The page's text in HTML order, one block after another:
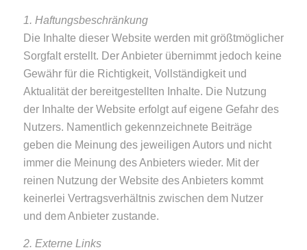
1. Haftungsbeschränkung
Die Inhalte dieser Website werden mit größtmöglicher
Sorgfalt erstellt. Der Anbieter übernimmt jedoch keine
Gewähr für die Richtigkeit, Vollständigkeit und
Aktualität der bereitgestellten Inhalte. Die Nutzung
der Inhalte der Website erfolgt auf eigene Gefahr des
Nutzers. Namentlich gekennzeichnete Beiträge
geben die Meinung des jeweiligen Autors und nicht
immer die Meinung des Anbieters wieder. Mit der
reinen Nutzung der Website des Anbieters kommt
keinerlei Vertragsverhältnis zwischen dem Nutzer
und dem Anbieter zustande.
2. Externe Links